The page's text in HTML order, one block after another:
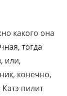
какого она
тогда
или,
конечно,
пилит